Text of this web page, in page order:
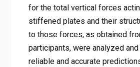
for the total vertical forces
stiffened plates and their
to those forces, as obtained
participants, were analyzed
reliable and accurate